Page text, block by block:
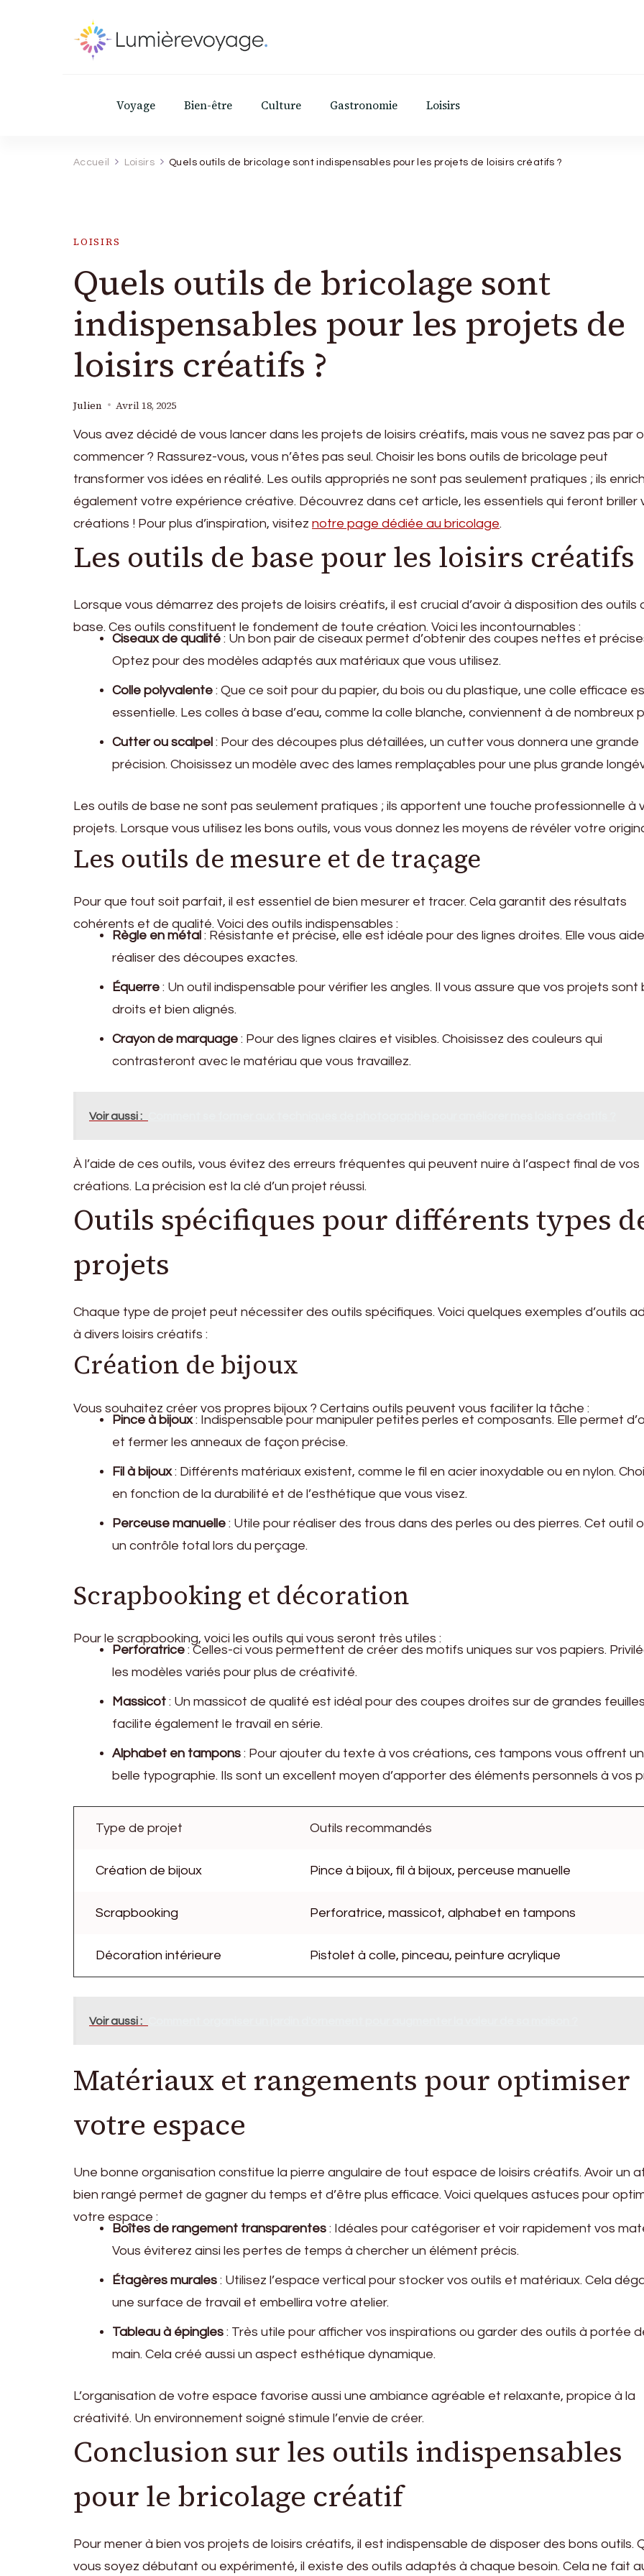
Voyage Bien-être Culture Gastronomie Loisirs
Accueil Loisirs Quels outils de bricolage sont indispensables pour les projets de loisirs créatifs ?
LOISIRS
Quels outils de bricolage sont
indispensables pour les projets de
loisirs créatifs ?
Julien Avril 18, 2025
Vous avez décidé de vous lancer dans les projets de loisirs créatifs, mais vous ne savez pas par
commencer ? Rassurez-vous, vous n’êtes pas seul. Choisir les bons outils de bricolage peut
transformer vos idées en réalité. Les outils appropriés ne sont pas seulement pratiques ; ils
également votre expérience créative. Découvrez dans cet article, les essentiels qui feront briller
créations ! Pour plus d’inspiration, visitez notre page dédiée au bricolage.
Les outils de base pour les loisirs créatifs
Lorsque vous démarrez des projets de loisirs créatifs, il est crucial d’avoir à disposition des outils
base. Ces outils constituent le fondement de toute création. Voici les incontournables :
Ciseaux de qualité : Un bon pair de ciseaux permet d’obtenir des coupes nettes et
Optez pour des modèles adaptés aux matériaux que vous utilisez.
Colle polyvalente : Que ce soit pour du papier, du bois ou du plastique, une colle efficace
essentielle. Les colles à base d’eau, comme la colle blanche, conviennent à de nombreux
Cutter ou scalpel : Pour des découpes plus détaillées, un cutter vous donnera une grande
précision. Choisissez un modèle avec des lames remplaçables pour une plus grande
Les outils de base ne sont pas seulement pratiques ; ils apportent une touche professionnelle à
projets. Lorsque vous utilisez les bons outils, vous vous donnez les moyens de révéler votre
Les outils de mesure et de traçage
Pour que tout soit parfait, il est essentiel de bien mesurer et tracer. Cela garantit des résultats
cohérents et de qualité. Voici des outils indispensables :
Règle en métal : Résistante et précise, elle est idéale pour des lignes droites. Elle vous
réaliser des découpes exactes.
Équerre : Un outil indispensable pour vérifier les angles. Il vous assure que vos projets sont
droits et bien alignés.
Crayon de marquage : Pour des lignes claires et visibles. Choisissez des couleurs qui
contrasteront avec le matériau que vous travaillez.
Voir aussi :
À l’aide de ces outils, vous évitez des erreurs fréquentes qui peuvent nuire à l’aspect final de vos
créations. La précision est la clé d’un projet réussi.
Outils spécifiques pour différents types
projets
Chaque type de projet peut nécessiter des outils spécifiques. Voici quelques exemples d’outils
à divers loisirs créatifs :
Création de bijoux
Vous souhaitez créer vos propres bijoux ? Certains outils peuvent vous faciliter la tâche :
Pince à bijoux: Indispensable pour manipuler petites perles et composants. Elle permet
et fermer les anneaux de façon précise.
Fil à bijoux: Différents matériaux existent, comme le fil en acier inoxydable ou en nylon.
en fonction de la durabilité et de l’esthétique que vous visez.
Perceuse manuelle : Utile pour réaliser des trous dans des perles ou des pierres. Cet outil
un contrôle total lors du perçage.
Scrapbooking et décoration
Pour le scrapbooking, voici les outils qui vous seront très utiles :
Perforatrice : Celles-ci vous permettent de créer des motifs uniques sur vos papiers.
les modèles variés pour plus de créativité.
Massicot : Un massicot de qualité est idéal pour des coupes droites sur de grandes
facilite également le travail en série.
Alphabet en tampons : Pour ajouter du texte à vos créations, ces tampons vous offrent
belle typographie. Ils sont un excellent moyen d’apporter des éléments personnels à vos
Type de projet Outils recommandés
Création de bijoux Pince à bijoux, fil à bijoux, perceuse manuelle
Scrapbooking Perforatrice, massicot, alphabet en tampons
Décoration intérieure Pistolet à colle, pinceau, peinture acrylique
Voir aussi :
Matériaux et rangements pour optimiser
votre espace
Une bonne organisation constitue la pierre angulaire de tout espace de loisirs créatifs. Avoir un
bien rangé permet de gagner du temps et d’être plus efficace. Voici quelques astuces pour
votre espace :
Boîtes de rangement transparentes : Idéales pour catégoriser et voir rapidement vos
Vous éviterez ainsi les pertes de temps à chercher un élément précis.
Étagères murales : Utilisez l’espace vertical pour stocker vos outils et matériaux. Cela
une surface de travail et embellira votre atelier.
Tableau à épingles : Très utile pour afficher vos inspirations ou garder des outils à portée
main. Cela créé aussi un aspect esthétique dynamique.
L’organisation de votre espace favorise aussi une ambiance agréable et relaxante, propice à la
créativité. Un environnement soigné stimule l’envie de créer.
Conclusion sur les outils indispensables
pour le bricolage créatif
Pour mener à bien vos projets de loisirs créatifs, il est indispensable de disposer des bons outils.
vous soyez débutant ou expérimenté, il existe des outils adaptés à chaque besoin. Cela ne fait